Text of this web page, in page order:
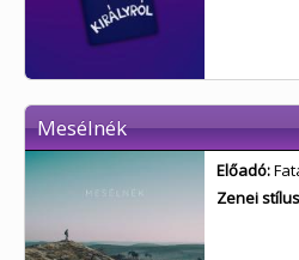
Mesélnék
Előadó:
Zenei